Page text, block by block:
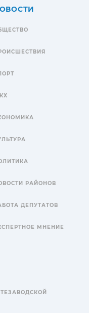
РАЙОНОВ
ДЕПУТАТОВ
МНЕНИЕ